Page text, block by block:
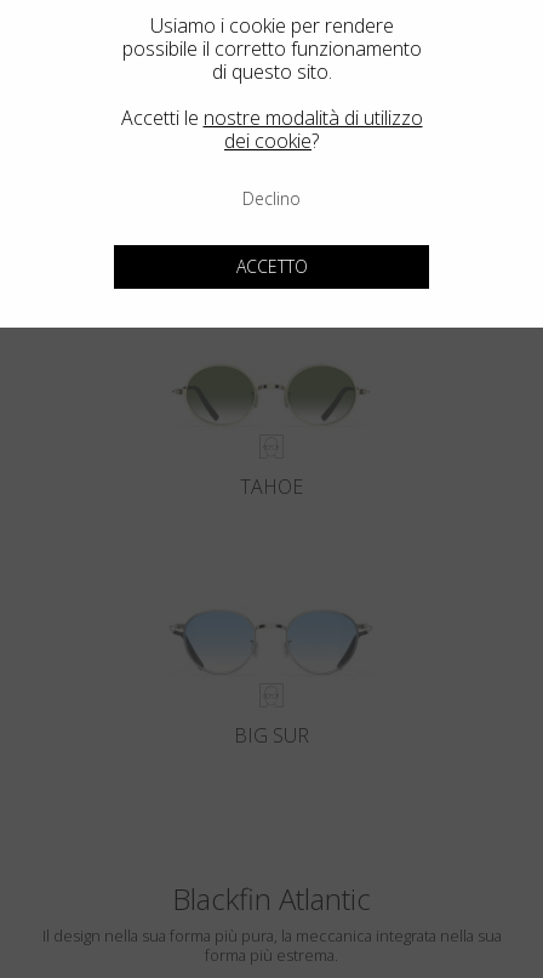
TAHOE
BIG SUR
Blackfin Atlantic
Il design nella sua forma più pura, la meccanica integrata nella sua
forma più estrema.
Usiamo i cookie per rendere
possibile il corretto funzionamento
di questo sito.
Accetti le nostre modalità di utilizzo
dei cookie?
Declino
ACCETTO